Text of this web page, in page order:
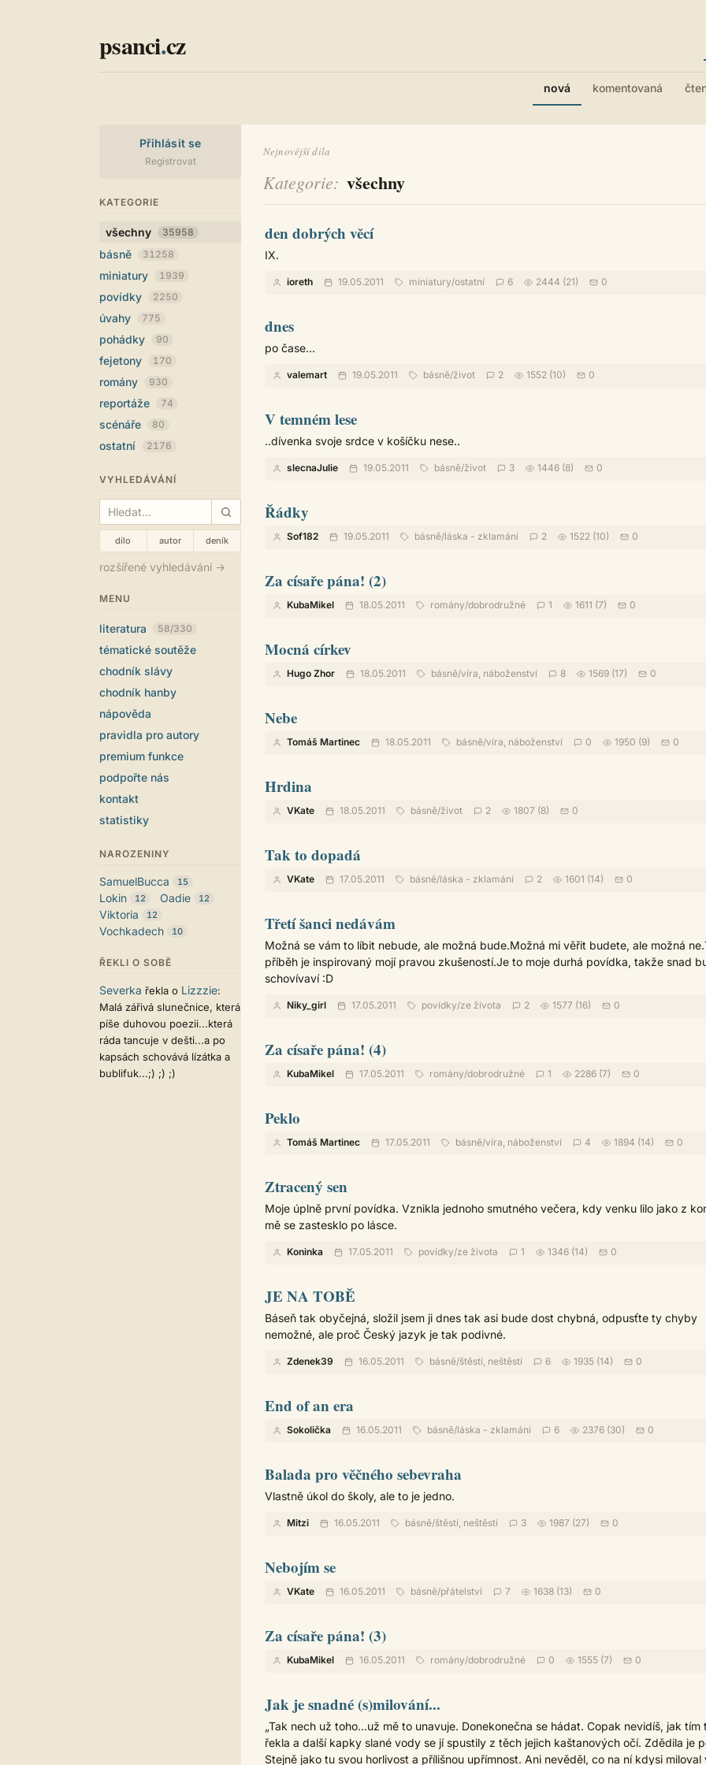
psanci.cz
nová komentovaná
Přihlásit se
Registrovat
KATEGORIE
všechny 35958
básně 31258
miniatury 1939
povídky 2250
úvahy 775
pohádky 90
fejetony 170
romány 930
reportáže 74
scénáře 80
ostatní 2176
VYHLEDÁVÁNÍ
dílo autor deník
rozšířené vyhledávání →
MENU
literatura 58/330
tématické soutěže
chodník slávy
chodník hanby
nápověda
pravidla pro autory
premium funkce
podpořte nás
kontakt
statistiky
NAROZENINY
SamuelBucca 15
Lokin 12 Oadie 12
Viktoria 12
Vochkadech 10
ŘEKLI O SOBĚ
Severka řekla o Lizzzie:
Malá zářivá slunečnice, která
píše duhovou poezii...která
ráda tancuje v dešti...a po
kapsách schovává lízátka a
bublifuk...;) ;) ;)
Nejnovější díla
Kategorie všechny
den dobrých věcí
IX.
ioreth 19.05.2011 miniatury/ostatní 6 2444 (21) 0
dnes
po čase...
valemart 19.05.2011 básně/život 2 1552 (10) 0
V temném lese
..dívenka svoje srdce v košíčku nese..
slecnaJulie 19.05.2011 básně/život 3 1446 (8) 0
Řádky
Sof182 19.05.2011 básně/láska - zklamání 2 1522 (10) 0
Za císaře pána! (2)
KubaMikel 18.05.2011 romány/dobrodružné 1 1611 (7) 0
Mocná církev
Hugo Zhor 18.05.2011 básně/víra, náboženství 8 1569 (17) 0
Nebe
Tomáš Martinec 18.05.2011 básně/víra, náboženství 0 1950 (9) 0
Hrdina
VKate 18.05.2011 básně/život 2 1807 (8) 0
Tak to dopadá
VKate 17.05.2011 básně/láska - zklamání 2 1601 (14) 0
Třetí šanci nedávám
Možná se vám to líbit nebude, ale možná bude.Možná mi věřit budete, ale možná
příběh je inspirovaný mojí pravou zkušeností.Je to moje durhá povídka, takže snad
schovívaví :D
Niky_girl 17.05.2011 povídky/ze života 2 1577 (16) 0
Za císaře pána! (4)
KubaMikel 17.05.2011 romány/dobrodružné 1 2286 (7) 0
Peklo
Tomáš Martinec 17.05.2011 básně/víra, náboženství 4 1894 (14) 0
Ztracený sen
Moje úplně první povídka. Vznikla jednoho smutného večera, kdy venku lilo jako z
mě se zastesklo po lásce.
Koninka 17.05.2011 povídky/ze života 1 1346 (14) 0
JE NA TOBĚ
Báseň tak obyčejná, složil jsem ji dnes tak asi bude dost chybná, odpusťte ty chyby
nemožné, ale proč Český jazyk je tak podivné.
Zdenek39 16.05.2011 básně/štěstí, neštěstí 6 1935 (14) 0
End of an era
Sokolička 16.05.2011 básně/láska - zklamání 6 2376 (30) 0
Balada pro věčného sebevraha
Vlastně úkol do školy, ale to je jedno.
Mitzi 16.05.2011 básně/štěstí, neštěstí 3 1987 (27) 0
Nebojím se
VKate 16.05.2011 básně/přátelství 7 1638 (13) 0
Za císaře pána! (3)
KubaMikel 16.05.2011 romány/dobrodružné 0 1555 (7) 0
Jak je snadné (s)milování...
„Tak nech už toho…už mě to unavuje. Donekonečna se hádat. Copak nevidíš, jak tím
řekla a další kapky slané vody se jí spustily z těch jejich kaštanových očí. Zdědila je
Stejně jako tu svou horlivost a přílišnou upřímnost. Ani nevěděl, co na ní kdysi miloval